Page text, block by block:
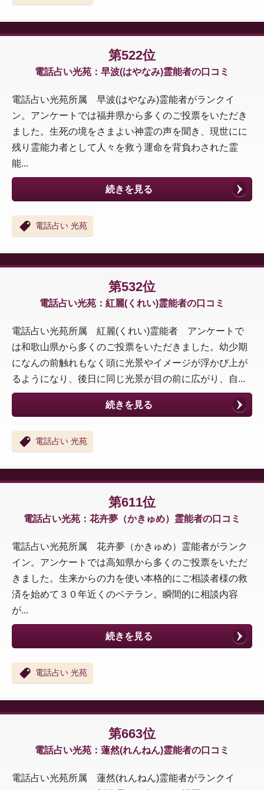
第522位
電話占い光苑：早波(はやなみ)霊能者の口コミ
電話占い光苑所属 早波(はやなみ)霊能者がランクイ
ン。アンケートでは福井県から多くのご投票をいただき
ました。生死の境をさまよい神霊の声を聞き、現世にに
残り霊能力者として人々を救う運命を背負わされた霊
能...
続きを見る
電話占い 光苑
第532位
電話占い光苑：紅麗(くれい)霊能者の口コミ
電話占い光苑所属 紅麗(くれい)霊能者 アンケートで
は和歌山県から多くのご投票をいただきました。幼少期
になんの前触れもなく頭に光景やイメージが浮かび上が
るようになり、後日に同じ光景が目の前に広がり、自...
続きを見る
電話占い 光苑
第611位
電話占い光苑：花卉夢（かきゅめ）霊能者の口コミ
電話占い光苑所属 花卉夢（かきゅめ）霊能者がランク
イン。アンケートでは高知県から多くのご投票をいただ
きました。生来からの力を使い本格的にご相談者様の救
済を始めて３０年近くのベテラン。瞬間的に相談内容
が...
続きを見る
電話占い 光苑
第663位
電話占い光苑：蓮然(れんねん)霊能者の口コミ
電話占い光苑所属 蓮然(れんねん)霊能者がランクイ